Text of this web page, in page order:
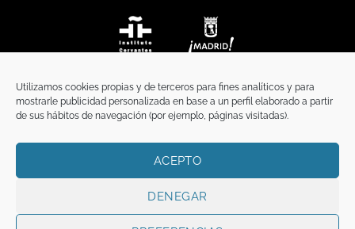
Utilizamos cookies propias y de terceros para fines analíticos y para
mostrarle publicidad personalizada en base a un perfil elaborado a partir
de sus hábitos de navegación (por ejemplo, páginas visitadas).
ACEPTO
DENEGAR
TÉRMINOS Y CONDICIONES
Copyright 2026 ©FunciFUNCI es titular de los derechos de propiedad